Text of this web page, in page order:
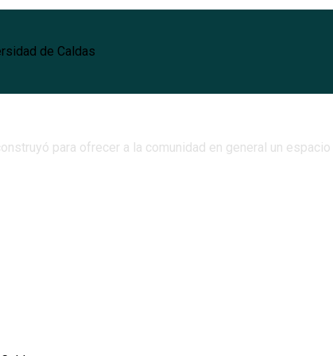
de Caldas
para ofrecer a la comunidad en general un